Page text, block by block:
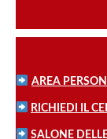
AREA
RICHIEDI IL
SALONE